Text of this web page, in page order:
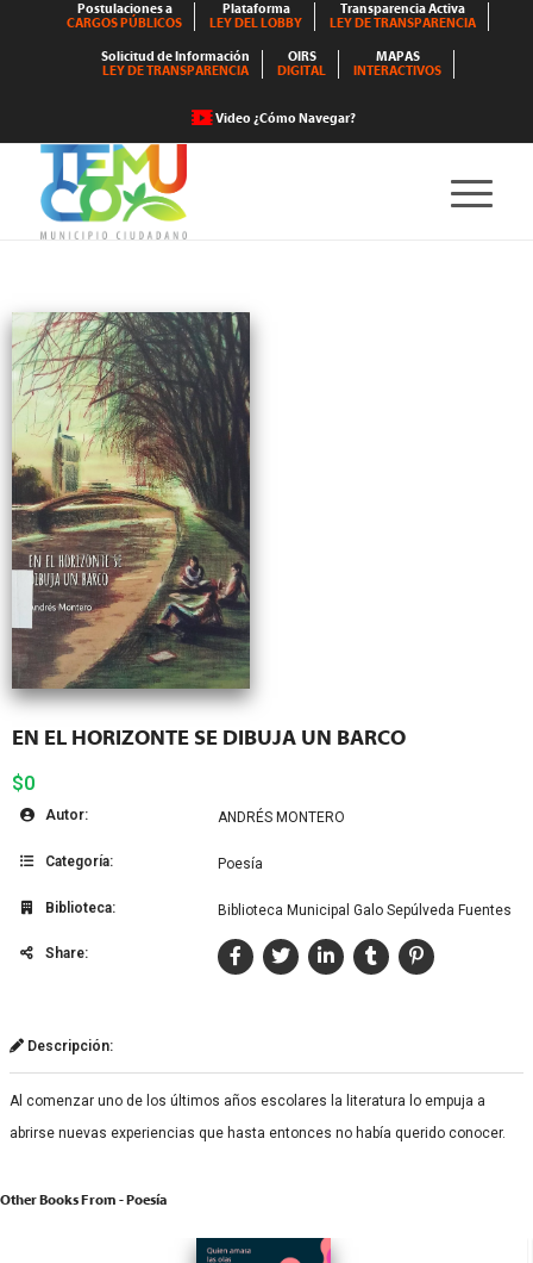
Postulaciones a
CARGOS PÚBLICOS
Plataforma
LEY DEL LOBBY
Transparencia Activa
LEY DE TRANSPARENCIA
Solicitud de Información
LEY DE TRANSPARENCIA
OIRS
DIGITAL
MAPAS
INTERACTIVOS
Video ¿Cómo Navegar?
EN EL HORIZONTE SE DIBUJA UN BARCO
$0
Autor: ANDRÉS MONTERO
Categoría: Poesía
Biblioteca: Biblioteca Municipal Galo Sepúlveda Fuentes
Share:
Descripción:
Al comenzar uno de los últimos años escolares la literatura lo empuja a
abrirse nuevas experiencias que hasta entonces no había querido conocer.
Other Books From - Poesía